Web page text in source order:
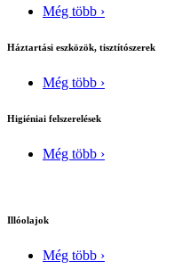
Még több ›
Háztartási eszközök, tisztítószerek
Még több ›
Higiéniai felszerelések
Még több ›
Illóolajok
Még több ›